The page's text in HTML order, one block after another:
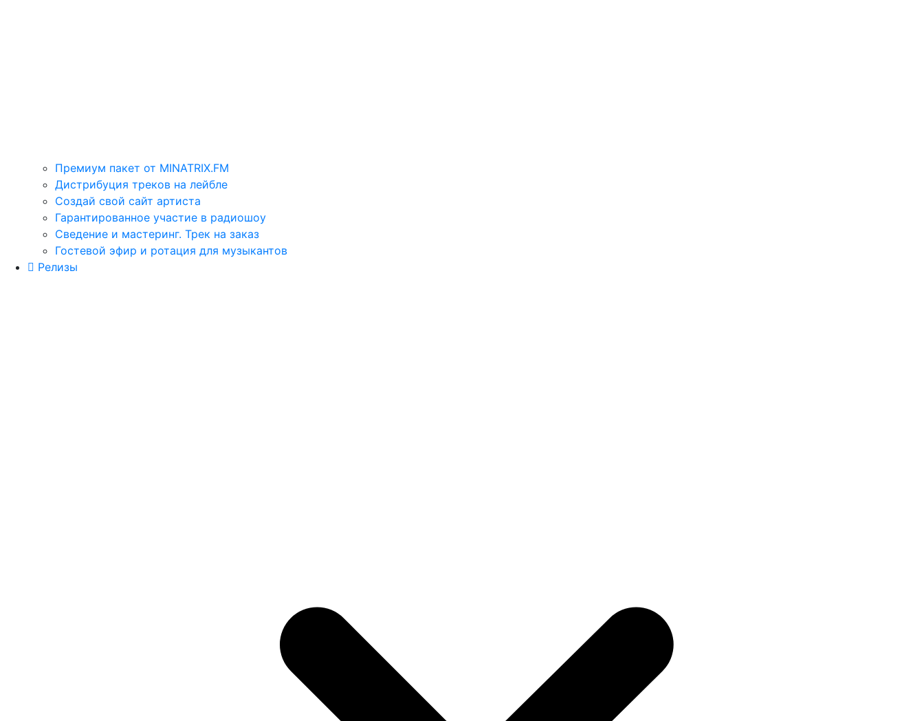
Премиум пакет от MINATRIX.FM
Дистрибуция треков на лейбле
Создай свой сайт артиста
Гарантированное участие в радиошоу
Сведение и мастеринг. Трек на заказ
Гостевой эфир и ротация для музыкантов
Релизы